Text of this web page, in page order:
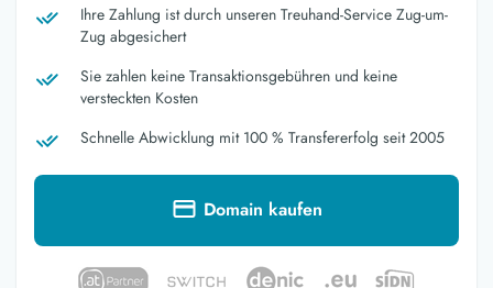
Ihre Zahlung ist durch unseren Treuhand-Service Zug-um-
Zug abgesichert
Sie zahlen keine Transaktionsgebühren und keine
versteckten Kosten
Schnelle Abwicklung mit 100 % Transfererfolg seit 2005
Domain kaufen